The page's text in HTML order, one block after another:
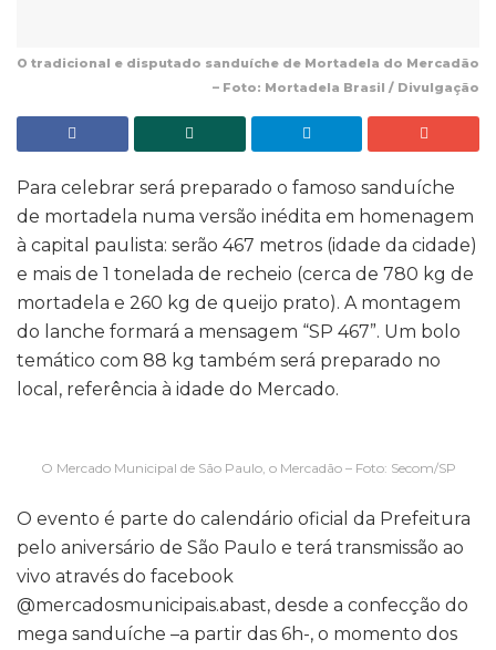
O tradicional e disputado sanduíche de Mortadela do Mercadão
– Foto: Mortadela Brasil / Divulgação
Para celebrar será preparado o famoso sanduíche
de mortadela numa versão inédita em homenagem
à capital paulista: serão 467 metros (idade da cidade)
e mais de 1 tonelada de recheio (cerca de 780 kg de
mortadela e 260 kg de queijo prato). A montagem
do lanche formará a mensagem “SP 467”. Um bolo
temático com 88 kg também será preparado no
local, referência à idade do Mercado.
O Mercado Municipal de São Paulo, o Mercadão – Foto: Secom/SP
O evento é parte do calendário oficial da Prefeitura
pelo aniversário de São Paulo e terá transmissão ao
vivo através do facebook
@mercadosmunicipais.abast, desde a confecção do
mega sanduíche –a partir das 6h-, o momento dos